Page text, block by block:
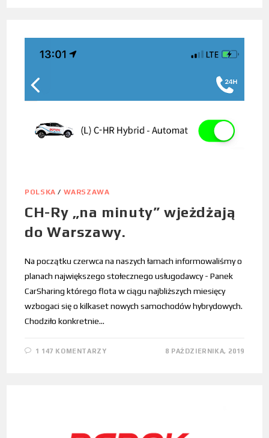
POLSKA / WARSZAWA
CH-Ry „na minuty” wjeżdżają
do Warszawy.
Na początku czerwca na naszych łamach informowaliśmy o
planach największego stołecznego usługodawcy - Panek
CarSharing którego flota w ciągu najbliższych miesięcy
wzbogaci się o kilkaset nowych samochodów hybrydowych.
Chodziło konkretnie…
1 147 KOMENTARZY 8 PAŹDZIERNIKA, 2019